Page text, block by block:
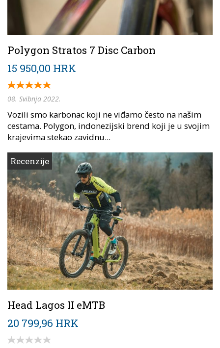
Polygon Stratos 7 Disc Carbon
15 950,00 HRK
08. Svibnja 2022.
Vozili smo karbonac koji ne viđamo često na našim
cestama. Polygon, indonezijski brend koji je u svojim
krajevima stekao zavidnu...
Recenzije
Head Lagos II eMTB
20 799,96 HRK